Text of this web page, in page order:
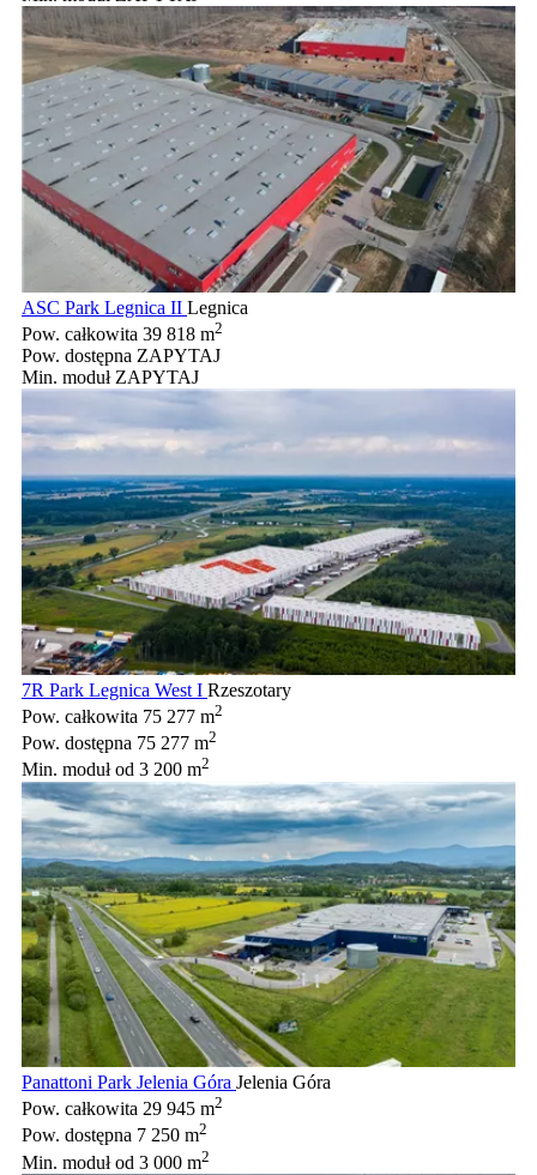
ASC Park Legnica II Legnica
Pow. całkowita 39 818 m2
Pow. dostępna ZAPYTAJ
Min. moduł ZAPYTAJ
7R Park Legnica West I Rzeszotary
Pow. całkowita 75 277 m2
Pow. dostępna 75 277 m2
Min. modułod 3 200 m2
Panattoni Park Jelenia Góra Jelenia Góra
Pow. całkowita 29 945 m2
Pow. dostępna 7 250 m2
Min. modułod 3 000 m2